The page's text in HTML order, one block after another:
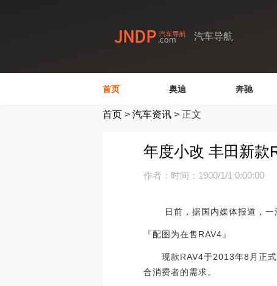
汽车导航
首页 奥迪 奔驰
首页 > 汽车资讯 > 正文
年度小改 丰田新款
作者： 时间：1900/1/1 0:00:00
日前，据国内媒体报道，一汽
『配图为在售RAV4』
现款RAV4于2013年8月正式
合消费者的需求。